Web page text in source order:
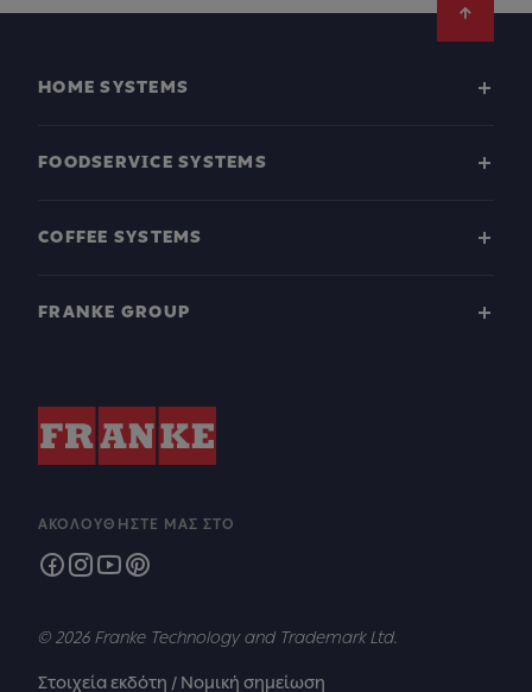
HOME SYSTEMS
FOODSERVICE SYSTEMS
COFFEE SYSTEMS
FRANKE GROUP
ΑΚΟΛΟΥΘΉΣΤΕ ΜΑΣ ΣΤΟ
© 2026 Franke Technology and Trademark Ltd.
Στοιχεία εκδότη / Νομική σημείωση